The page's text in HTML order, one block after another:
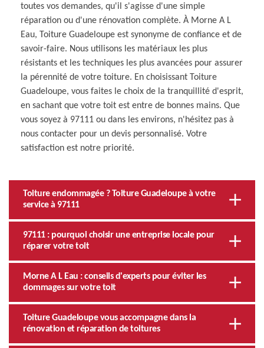
toutes vos demandes, qu'il s'agisse d'une simple
réparation ou d'une rénovation complète. À Morne A L
Eau, Toiture Guadeloupe est synonyme de confiance et de
savoir-faire. Nous utilisons les matériaux les plus
résistants et les techniques les plus avancées pour assurer
la pérennité de votre toiture. En choisissant Toiture
Guadeloupe, vous faites le choix de la tranquillité d'esprit,
en sachant que votre toit est entre de bonnes mains. Que
vous soyez à 97111 ou dans les environs, n'hésitez pas à
nous contacter pour un devis personnalisé. Votre
satisfaction est notre priorité.
Toiture endommagée ? Toiture Guadeloupe à votre
service à 97111
97111 : pourquoi choisir une entreprise locale pour
réparer votre toit
Morne A L Eau : conseils d'experts pour éviter les
dommages sur votre toit
Toiture Guadeloupe vous accompagne dans la
rénovation et réparation de toitures